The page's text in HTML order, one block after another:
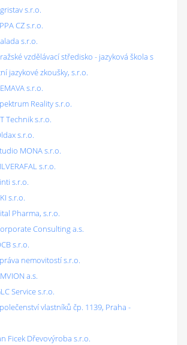
s.r.o.
CZ s.r.o.
s.r.o.
vzdělávací středisko - jazyková škola s
jazykové zkoušky, s.r.o.
s.r.o.
Reality s.r.o.
Technik s.r.o.
s.r.o.
MONA s.r.o.
s.r.o.
s.r.o.
s.r.o.
Pharma, s.r.o.
Consulting a.s.
s.r.o.
nemovitostí s.r.o.
a.s.
Service s.r.o.
vlastníků čp. 1139, Praha -
Ficek Dřevovýroba s.r.o.